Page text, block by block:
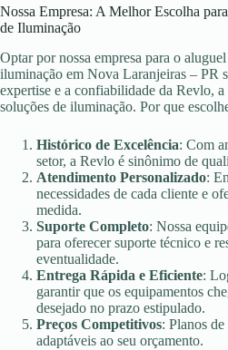
Nossa Empresa: A Melhor Escolha
de Iluminação
Optar por nossa empresa para o
iluminação em Nova Laranjeiras – PR
expertise e a confiabilidade da Revlo,
soluções de iluminação. Por que
Histórico de Excelência: Com
setor, a Revlo é sinônimo de
Atendimento Personalizado:
necessidades de cada cliente e
medida.
Suporte Completo: Nossa
para oferecer suporte técnico e
eventualidade.
Entrega Rápida e Eficiente:
garantir que os equipamentos
desejado no prazo estipulado.
Preços Competitivos: Planos
adaptáveis ao seu orçamento.